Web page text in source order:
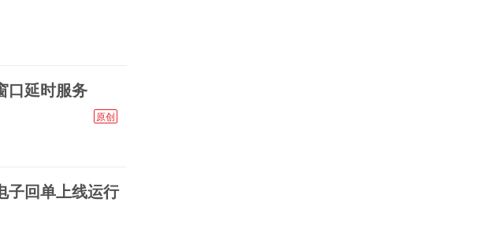
口延时服务
原创
子回单上线运行